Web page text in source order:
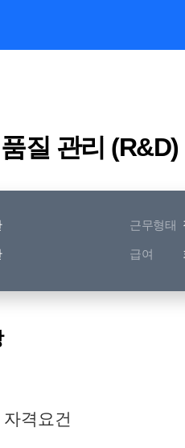
질 관리 (R&D)
근무형태
급여
많
입니다.
격요건